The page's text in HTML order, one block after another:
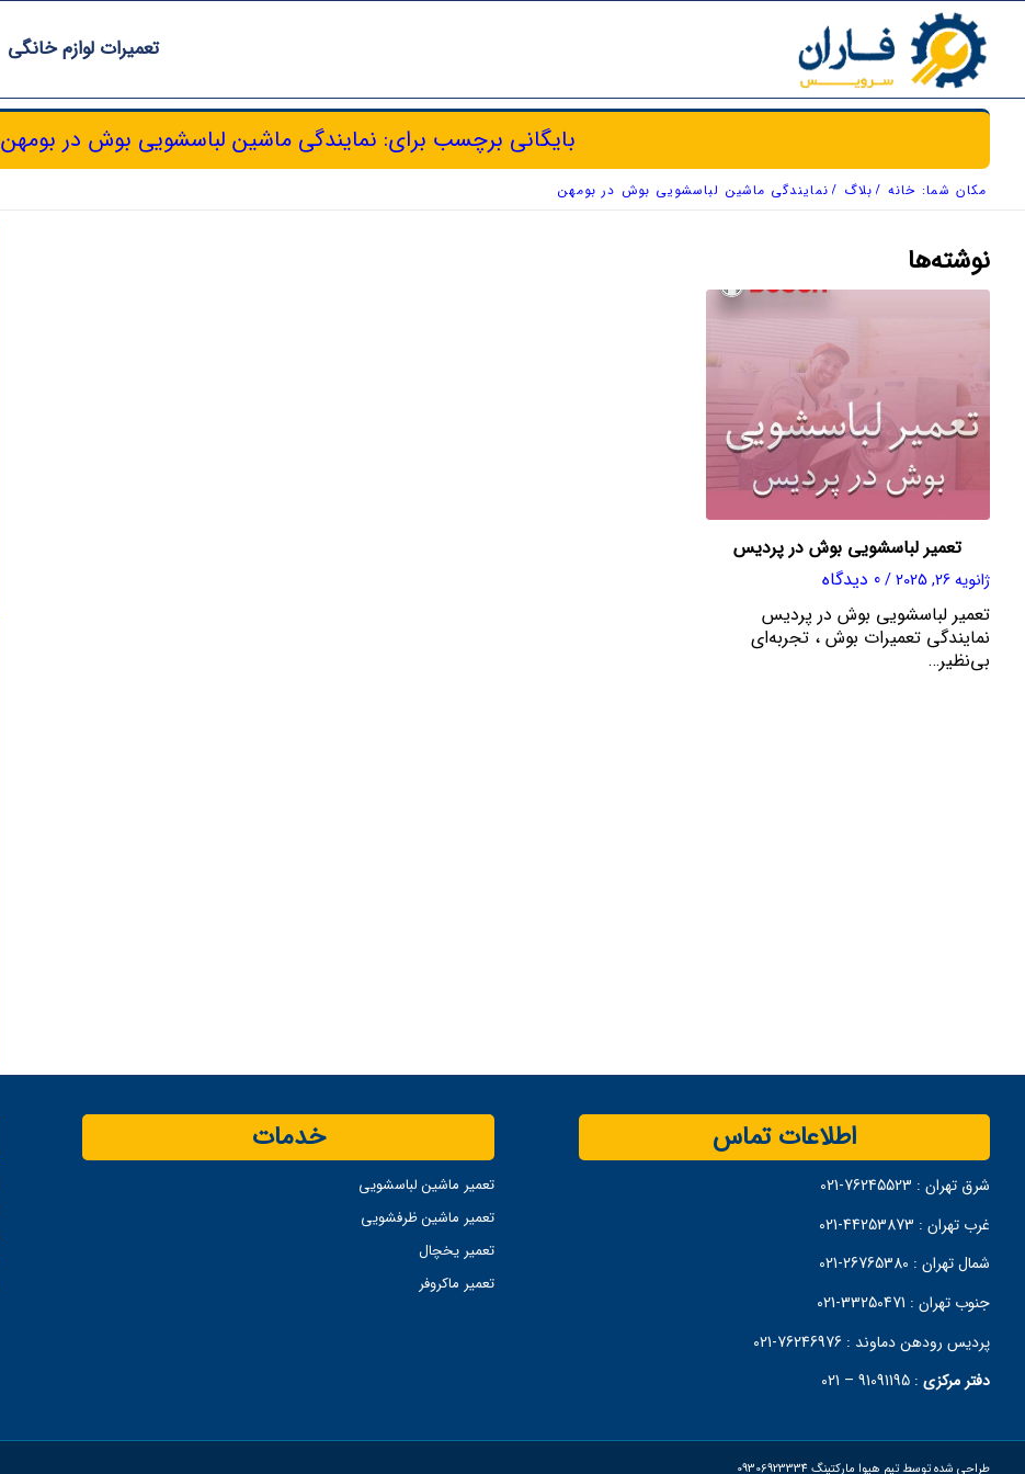
تعمیرات لوازم خانگی
بایگانی برچسب برای: نمایندگی ماشین لباسشویی بوش در بومهن
مکان شما: خانه / بلاگ / نمایندگی ماشین لباسشویی بوش در بومهن
نوشته‌ها
تعمیر لباسشویی بوش در پردیس
ژانویه 26, 2025 /0 دیدگاه
تعمیر لباسشویی بوش در پردیس
نمایندگی تعمیرات بوش ، تجربه‌ای
بی‌نظیر…
اطلاعات تماس
شرق تهران : 76245523-021
غرب تهران : 44253873-021
شمال تهران :
جنوب تهران : 33250471-021
پردیس رودهن دماوند : 76246976-021
دفتر مرکزی :
91091195 – 021
خدمات
تعمیر ماشین لباسشویی
تعمیر ماشین ظرفشویی
تعمیر یخچال
تعمیر ماکروفر
طراحی شده توسط تیم هیوا مارکتینگ 09306923334